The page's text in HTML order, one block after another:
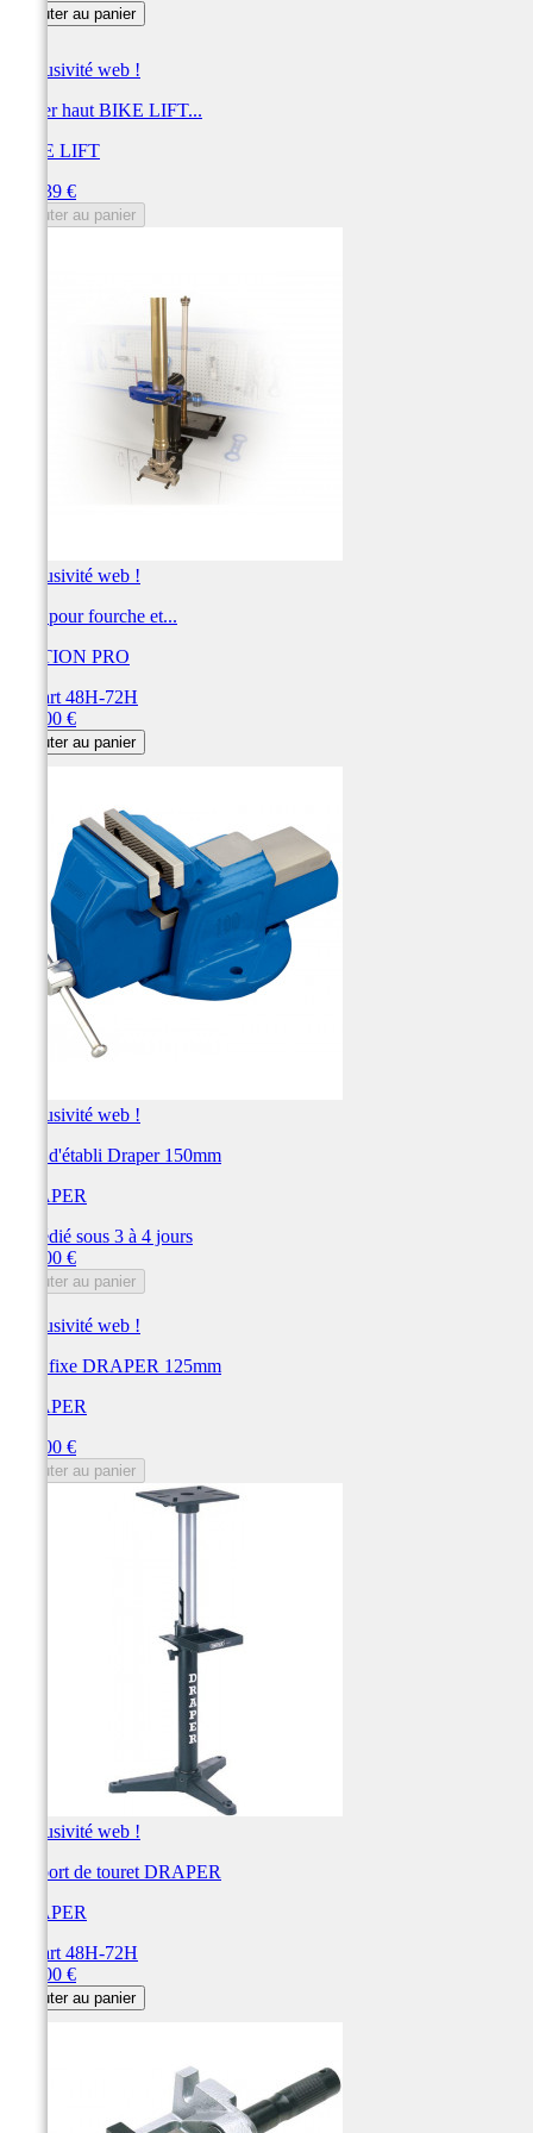
Ajouter au panier
Exclusivité web !
Casier haut BIKE LIFT...
BIKE LIFT
509,39 €
Ajouter au panier
Exclusivité web !
Étau pour fourche et...
MOTION PRO
Départ 48H-72H
438,00 €
Ajouter au panier
Exclusivité web !
Etau d'établi Draper 150mm
DRAPER
Expédié sous 3 à 4 jours
234,00 €
Ajouter au panier
Exclusivité web !
Etau fixe DRAPER 125mm
DRAPER
180,00 €
Ajouter au panier
Exclusivité web !
Support de touret DRAPER
DRAPER
Départ 48H-72H
174,00 €
Ajouter au panier